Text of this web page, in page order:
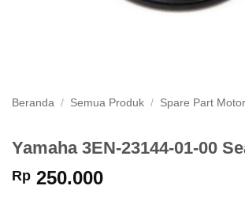
Beranda / Semua Produk / Spare Part Motor
Yamaha 3EN-23144-01-00
Rp 250.000